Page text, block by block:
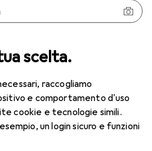
scelta.
raccogliamo
e comportamento d'uso
cookie e tecnologie simili.
un login sicuro e funzioni
più HydraGlyde per l'astigmatismo
1 Immagine
per